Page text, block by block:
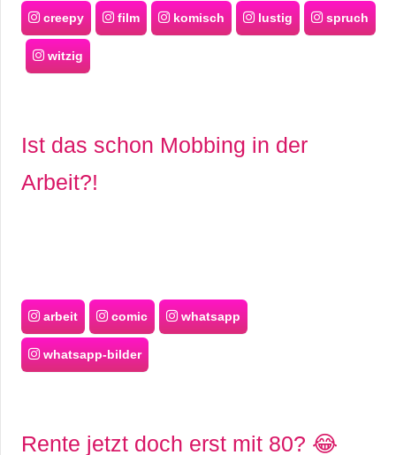
creepy film komisch lustig spruch
witzig
Ist das schon Mobbing in der
Arbeit?!
arbeit comic whatsapp
whatsapp-bilder
Rente jetzt doch erst mit 80? 😂